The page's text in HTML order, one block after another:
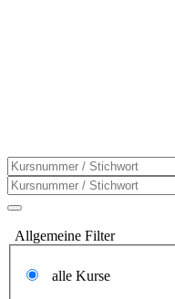
Allgemeine Filter
alle Kurse